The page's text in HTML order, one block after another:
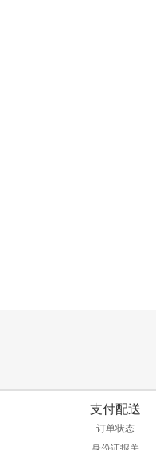
支付配送
订单状态